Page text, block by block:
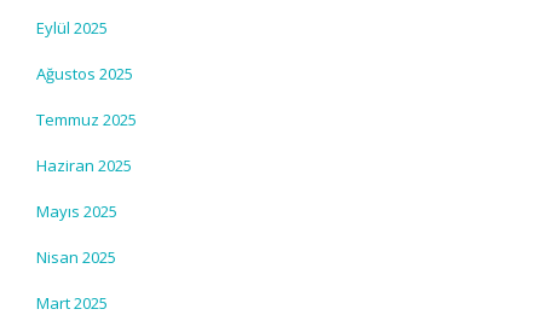
Eylül 2025
Ağustos 2025
Temmuz 2025
Haziran 2025
Mayıs 2025
Nisan 2025
Mart 2025